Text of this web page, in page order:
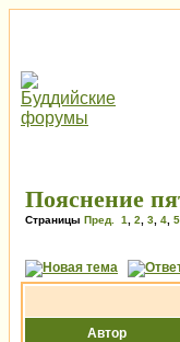
Пояснение
Страницы Пред. 1 2 3 4 5
Автор